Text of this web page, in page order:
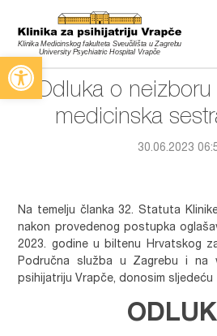
Open toolbar
Odluka o
medicinska
30.06.2023
Na temelju članka 32. Statuta
nakon provedenog postupka
2023. godine u biltenu Hrvatskog
Područna služba u Zagrebu i na
psihijatriju Vrapče, donosim sljedeću